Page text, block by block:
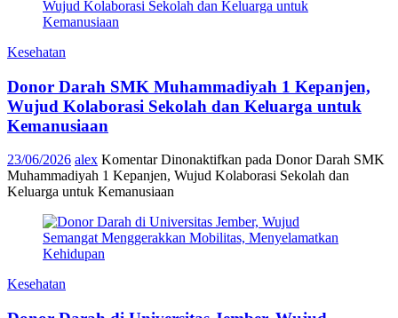
Kesehatan
Donor Darah SMK Muhammadiyah 1 Kepanjen,
Wujud Kolaborasi Sekolah dan Keluarga untuk
Kemanusiaan
23/06/2026 alex Komentar Dinonaktifkan pada Donor Darah SMK
Muhammadiyah 1 Kepanjen, Wujud Kolaborasi Sekolah dan
Keluarga untuk Kemanusiaan
Kesehatan